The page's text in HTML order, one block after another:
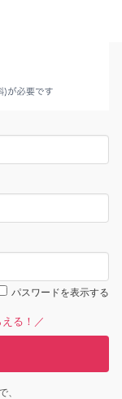
パスワードを表示する
る！／
、